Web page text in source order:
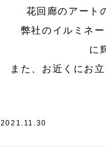
花回廊のアート
弊社のイルミネ
に
また、お近くにお
2021.11.30